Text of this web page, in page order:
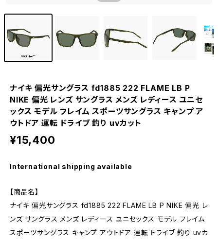
ナイキ 偏光サングラス fd1885 222 FLAME LB P
NIKE 偏光 レンズ サングラス メンズ レディース ユニセ
ックス モデル フレイム スポーツサングラス キャンプ ア
ウトドア 運転 ドライブ 釣り uvカット
¥15,400
International shipping available
【商品名】
ナイキ 偏光サングラス fd1885 222 FLAME LB P NIKE 偏光 レ
ンズ サングラス メンズ レディース ユニセックス モデル フレイム
スポーツサングラス キャンプ アウトドア 運転 ドライブ 釣り uvカ